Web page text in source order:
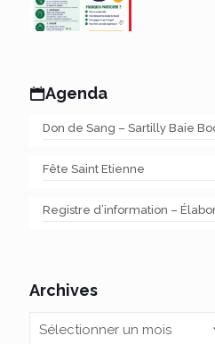
Agenda
Don de Sang – Sartilly Baie
Fête Saint Etienne
Registre d’information –
Archives
Archives